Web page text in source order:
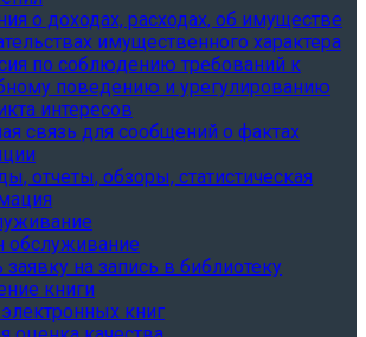
о доходах, расходах, об имуществе
имущественного характера
по соблюдению требований к
поведению и урегулированию
интересов
связь для сообщений о фактах
отчеты, обзоры, статистическая
обслуживание
заявку на запись в библиотеку
книги
книг